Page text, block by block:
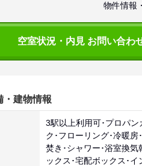
物件情報
空室状況・内見 お問い合わ
・建物情報
3駅以上利用可･プロパ
ク･フローリング･冷暖
焚き･シャワー･浴室換
ックス･宅配ボックス･